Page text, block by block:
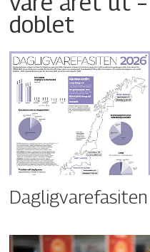
doblet
Dagligvarefasiten